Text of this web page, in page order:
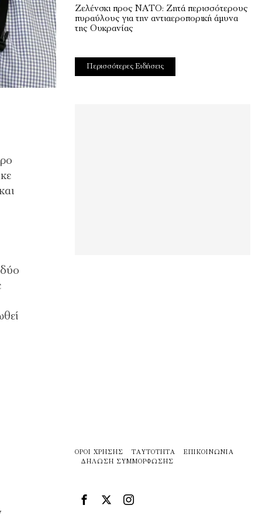
Ζελένσκι προς ΝΑΤΟ: Ζητά περισσότερους
πυραύλους για την αντιαεροπορική άμυνα
της Ουκρανίας
Περισσότερες Ειδήσεις
ΌΡΟΙ ΧΡΉΣΗΣ ΤΑΥΤΌΤΗΤΑ
ΕΠΙΚΟΙΝΩΝΊΑ
ΔΉΛΩΣΗ ΣΥΜΜΌΡΦΩΣΗΣ